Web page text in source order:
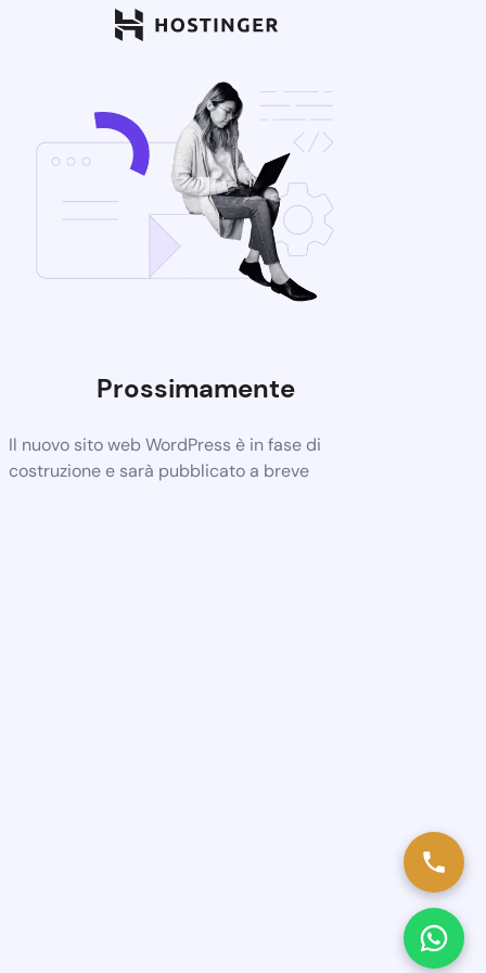
Prossimamente
Il nuovo sito web WordPress è in fase di
costruzione e sarà pubblicato a breve